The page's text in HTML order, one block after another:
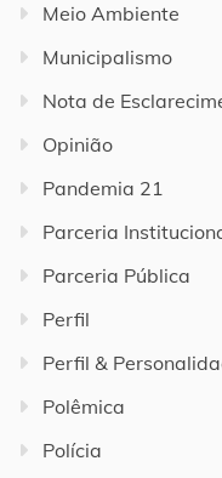
Meio Ambiente
Municipalismo
Nota de
Opinião
Pandemia 21
Parceria
Parceria Pública
Perfil
Perfil &
Polêmica
Polícia